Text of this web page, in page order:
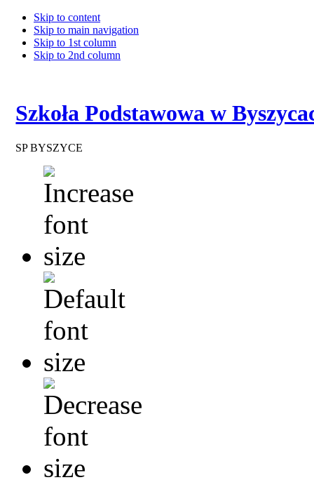
Skip to content
Skip to main navigation
Skip to 1st column
Skip to 2nd column
Szkoła Podstawowa w
SP BYSZYCE